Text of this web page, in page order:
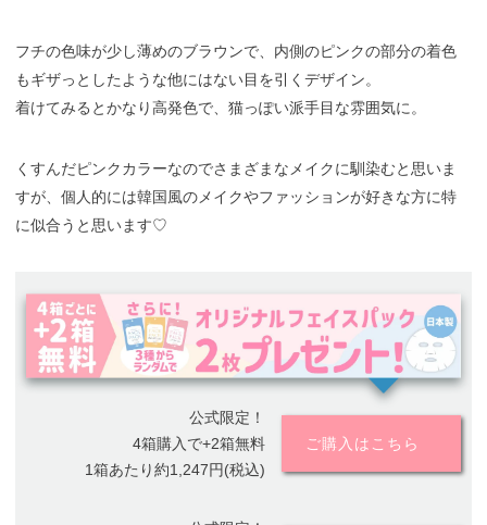
フチの色味が少し薄めのブラウンで、内側のピンクの部分の着色
もギザっとしたような他にはない目を引くデザイン。
着けてみるとかなり高発色で、猫っぽい派手目な雰囲気に。
くすんだピンクカラーなのでさまざまなメイクに馴染むと思いま
すが、個人的には韓国風のメイクやファッションが好きな方に特
に似合うと思います♡
公式限定！
4箱購入で+2箱無料
1箱あたり約1,247円(税込)
ご購入はこちら